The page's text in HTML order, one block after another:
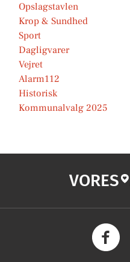
Opslagstavlen
Krop & Sundhed
Sport
Dagligvarer
Vejret
Alarm112
Historisk
Kommunalvalg 2025
VORES